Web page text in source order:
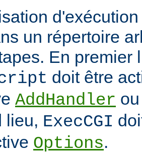
un répertoire
En premier
doit être
AddHandler
lieu, ExecCGI
Options.